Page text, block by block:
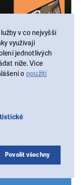
v co nejvyšší
využívají
jednotlivých
níže. Více
o použití
Povolit všechny